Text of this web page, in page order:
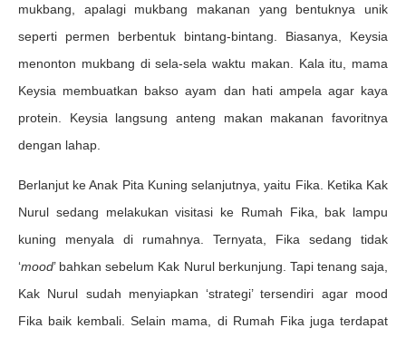
mukbang, apalagi mukbang makanan yang bentuknya unik
seperti permen berbentuk bintang-bintang. Biasanya, Keysia
menonton mukbang di sela-sela waktu makan. Kala itu, mama
Keysia membuatkan bakso ayam dan hati ampela agar kaya
protein. Keysia langsung anteng makan makanan favoritnya
dengan lahap.
Berlanjut ke Anak Pita Kuning selanjutnya, yaitu Fika. Ketika Kak
Nurul sedang melakukan visitasi ke Rumah Fika, bak lampu
kuning menyala di rumahnya. Ternyata, Fika sedang tidak
‘mood’ bahkan sebelum Kak Nurul berkunjung. Tapi tenang saja,
Kak Nurul sudah menyiapkan ‘strategi’ tersendiri agar mood
Fika baik kembali. Selain mama, di Rumah Fika juga terdapat